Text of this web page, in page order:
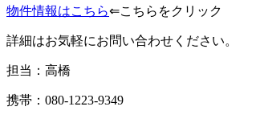
物件情報はこちら⇐こちらをクリック
詳細はお気軽にお問い合わせください。
担当：高橋
携帯：080-1223-9349